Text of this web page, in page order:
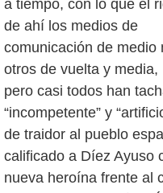
a tiempo, con lo que el
de ahí los medios de
comunicación de medio
otros de vuelta y media,
pero casi todos han
“incompetente” y
de traidor al pueblo
calificado a Díez Ayuso
nueva heroína frente al